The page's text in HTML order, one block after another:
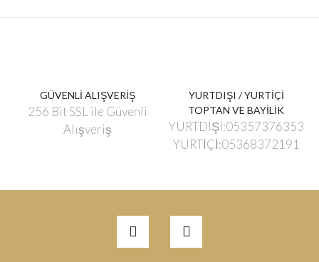
GÜVENLİ ALIŞVERİŞ
256 Bit SSL ile Güvenli
Alışveriş
YURTDIŞI / YURTİÇİ
TOPTAN VE BAYİLİK
YURTDIŞI:05357376353
YURTİÇİ:05368372191